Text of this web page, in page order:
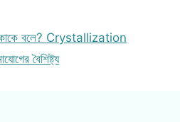
কাকে বলে? Crystallization
বৈশিষ্ট্য